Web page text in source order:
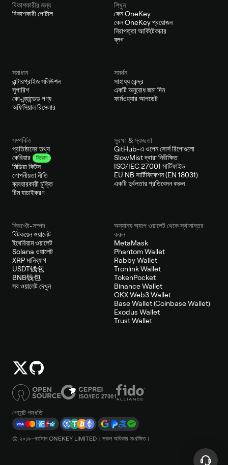
বিকাশকারীর জন্য
বিকাশকারী পোর্টাল
শিখুন
কেন OneKey
কেন OneKey প্রয়োজন
নিরাপত্তা আর্কিটেকচার
ব্লগ
সমাধান
এন্টারপ্রাইজ সলিউশন
সুপারিশ
কো-ব্র্যান্ডেড পণ্য
অফিসিয়াল রিসেলার
সমর্থন
সাহায্য কেন্দ্র
একটি অনুরোধ জমা দিন
ফার্মওয়্যার আপডেট
সম্পর্কিত
প্রতিষ্ঠানের তথ্য
কেরিয়ার
নিয়োগ
মিডিয়া কিটস
গোপনীয়তা নীতি
ব্যবহারকারী চুক্তি
টিম যাচাইকরণ
সুরক্ষা & স্বচ্ছতা
GitHub-এ ওপেন সোর্স রিপোগুলো
SlowMist দ্বারা নিরীক্ষিত
ISO/IEC 27001 সার্টিফাইড
EU NB সার্টিফিকেশন (EN 18031)
একটি দুর্বলতার প্রতিবেদন করুন
ক্রিপ্টো-সম্পদ
বিটকয়েন ওয়ালেট
ইথেরিয়াম ওয়ালেট
Solana ওয়ালেট
XRP মানিব্যাগ
USDT钱包
BNB钱包
সব ওয়ালেট দেখুন
অন্যান্য অ্যাপ ওয়ালেট থেকে স্থানান্তর
করুন
MetaMask
Phantom Wallet
Rabby Wallet
Tronlink Wallet
TokenPocket
Binance Wallet
OKX Web3 Wallet
Base Wallet (Coinbase Wallet)
Exodus Wallet
Trust Wallet
পেমেন্ট পদ্ধতি
© ২০১৯–বর্তমান ONEKEY LIMITED। সকল অধিকার সংরক্ষিত।